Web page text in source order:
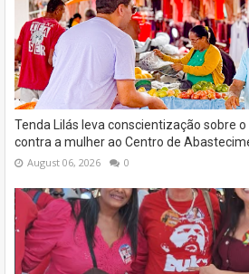
Tenda Lilás leva conscientização sobre
contra a mulher ao Centro de
August 06, 2026 0